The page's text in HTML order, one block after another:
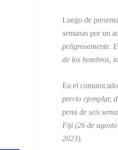
Luego de
semanas por un
peligrosamente.
de los hombros,
En el
previo ejemplar,
pena de seis
Fiji (26 de
2023).